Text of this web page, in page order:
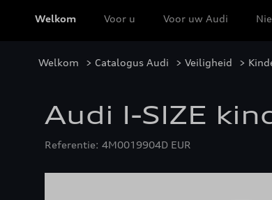
Welkom Voor u Voor uw Audi
Welkom > Catalogus Audi > Veiligheid >
Audi I-SIZE
Referentie: 4M0019904D EUR